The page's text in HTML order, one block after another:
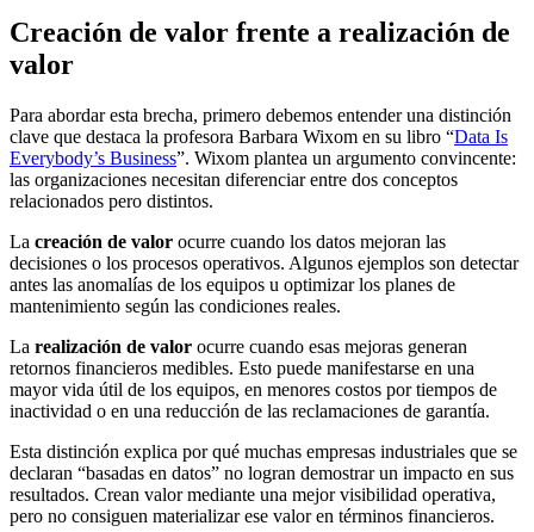
Creación de valor frente a realización de
valor
Para abordar esta brecha, primero debemos entender una distinción
clave que destaca la profesora Barbara Wixom en su libro “Data Is
Everybody’s Business”. Wixom plantea un argumento convincente:
las organizaciones necesitan diferenciar entre dos conceptos
relacionados pero distintos.
La creación de valor ocurre cuando los datos mejoran las
decisiones o los procesos operativos. Algunos ejemplos son detectar
antes las anomalías de los equipos u optimizar los planes de
mantenimiento según las condiciones reales.
La realización de valor ocurre cuando esas mejoras generan
retornos financieros medibles. Esto puede manifestarse en una
mayor vida útil de los equipos, en menores costos por tiempos de
inactividad o en una reducción de las reclamaciones de garantía.
Esta distinción explica por qué muchas empresas industriales que se
declaran “basadas en datos” no logran demostrar un impacto en sus
resultados. Crean valor mediante una mejor visibilidad operativa,
pero no consiguen materializar ese valor en términos financieros.